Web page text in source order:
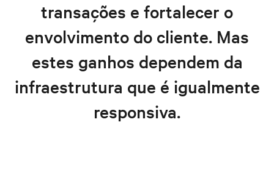
transações e fortalecer o
envolvimento do cliente. Mas
estes ganhos dependem da
infraestrutura que é igualmente
responsiva.